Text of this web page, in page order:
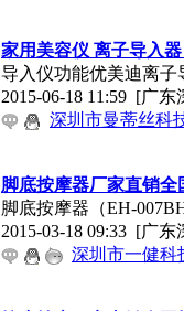
家用美容仪 离子导入
导入仪功能优美迪离
2015-06-18 11:59 [广东
深圳市曼蒂丝科
脚底按摩器厂家直销全
脚底按摩器（EH-
2015-03-18 09:33 [广东
深圳市一健科